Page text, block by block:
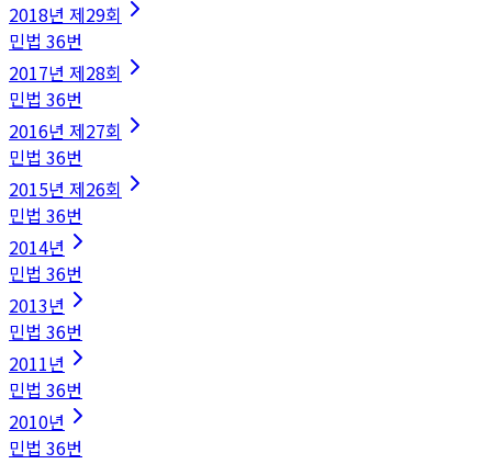
2018년 제29회
민법 36번
2017년 제28회
민법 36번
2016년 제27회
민법 36번
2015년 제26회
민법 36번
2014년
민법 36번
2013년
민법 36번
2011년
민법 36번
2010년
민법 36번